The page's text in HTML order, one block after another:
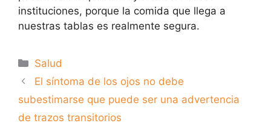
instituciones, porque la comida que llega a
nuestras tablas es realmente segura.
Categorías
Salud
El síntoma de los ojos no debe
subestimarse que puede ser una advertencia
de trazos transitorios